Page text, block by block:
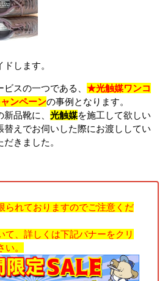
します。
スの一つである、 ★光触媒ワンコ
ンペーンの事例となります。
品靴に、 光触媒を施工して欲しい
替えでお伺いした際にお渡ししてい
きました。
られておりますのでご注意くだ
て、詳しくは下記バナーをクリ
。